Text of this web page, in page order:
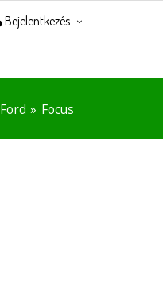
Bejelentkezés
Ford Focus